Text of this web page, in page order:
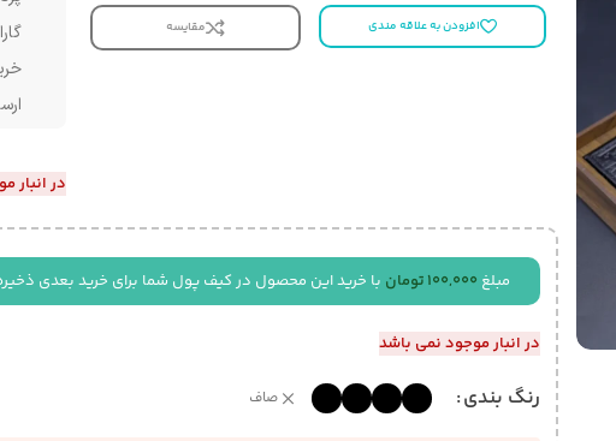
افزودن به علاقه مندی مقایسه
خرید 4 قسط با
در انبار
مبلغ 100,000 تومان با خرید این محصول در کیف پول شما برای خرید بعدی
در انبار موجود نمی باشد
رنگ بندی صاف